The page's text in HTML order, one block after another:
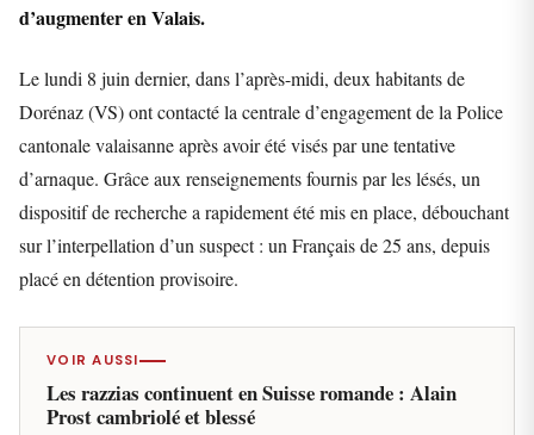
d’augmenter en Valais.
Le lundi 8 juin dernier, dans l’après-midi, deux habitants de
Dorénaz (VS) ont contacté la centrale d’engagement de la Police
cantonale valaisanne après avoir été visés par une tentative
d’arnaque. Grâce aux renseignements fournis par les lésés, un
dispositif de recherche a rapidement été mis en place, débouchant
sur l’interpellation d’un suspect : un Français de 25 ans, depuis
placé en détention provisoire.
VOIR AUSSI
Les razzias continuent en Suisse romande : Alain
Prost cambriolé et blessé